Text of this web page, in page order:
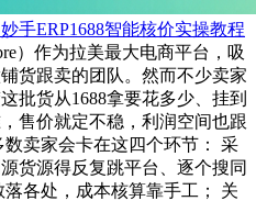
手ERP1688智能核价实操教程
）作为拉美最大电商平台，吸
货跟卖的团队。然而不少卖家
批货从1688拿要花多少、挂到
售价就定不稳，利润空间也跟
卖家会卡在这四个环节： 采
货源得反复跳平台、逐个搜同
各处，成本核算靠手工； 关